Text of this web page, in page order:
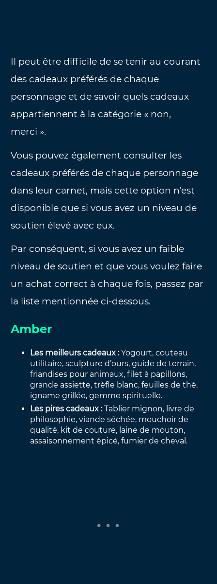
Il peut être difficile de se tenir au courant
des cadeaux préférés de chaque
personnage et de savoir quels cadeaux
appartiennent à la catégorie « non,
merci ».
Vous pouvez également consulter les
cadeaux préférés de chaque personnage
dans leur carnet, mais cette option n’est
disponible que si vous avez un niveau de
soutien élevé avec eux.
Par conséquent, si vous avez un faible
niveau de soutien et que vous voulez faire
un achat correct à chaque fois, passez par
la liste mentionnée ci-dessous.
Amber
Les meilleurs cadeaux :Yogourt, couteau
utilitaire, sculpture d’ours, guide de terrain,
friandises pour animaux, filet à papillons,
grande assiette, trèfle blanc, feuilles de thé,
igname grillée, gemme spirituelle.
Les pires cadeaux :Tablier mignon, livre de
philosophie, viande séchée, mouchoir de
qualité, kit de couture, laine de mouton,
assaisonnement épicé, fumier de cheval.